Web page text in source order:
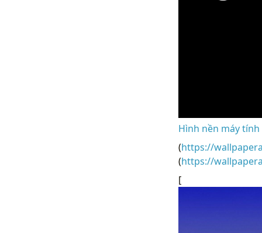
Hình nền máy tính
(https://
(https://
[